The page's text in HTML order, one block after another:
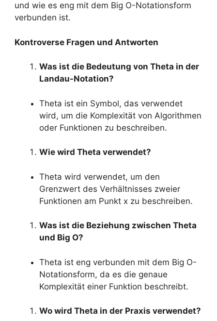
und wie es eng mit dem Big O-Notationsform
verbunden ist.
Kontroverse Fragen und Antworten
Was ist die Bedeutung von Theta in der
Landau-Notation?
Theta ist ein Symbol, das verwendet
wird, um die Komplexität von Algorithmen
oder Funktionen zu beschreiben.
Wie wird Theta verwendet?
Theta wird verwendet, um den
Grenzwert des Verhältnisses zweier
Funktionen am Punkt x zu beschreiben.
Was ist die Beziehung zwischen Theta
und Big O?
Theta ist eng verbunden mit dem Big O-
Notationsform, da es die genaue
Komplexität einer Funktion beschreibt.
Wo wird Theta in der Praxis verwendet?